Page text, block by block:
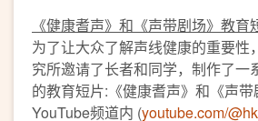
《健康耆声》 和 《声带剧场》 教育
为了让大众了解声线健康的重要性
究所邀请了长者和同学，制作了一
的教育短片:《健康耆声》和《声
YouTube频道内 (youtube.com/